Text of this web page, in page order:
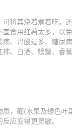
将其烧着煮着吃，
食用红薯太多，以
、胃酸过多、糖尿
、白酒、螃蟹、香
，硼(水果及绿色叶
应变得更灵敏。